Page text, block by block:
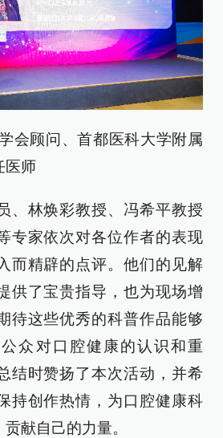
会顾问、首都医科大学附属
医师
、林焕彩教授、冯希平教授
专家依次对各位作者的表现
而精辟的点评。他们的见解
供了宝贵指导，也为现场增
待这些优秀的科普作品能够
众对口腔健康的认识和重
结时赞扬了本次活动，并希
持创作热情，为口腔健康科
献自己的力量。